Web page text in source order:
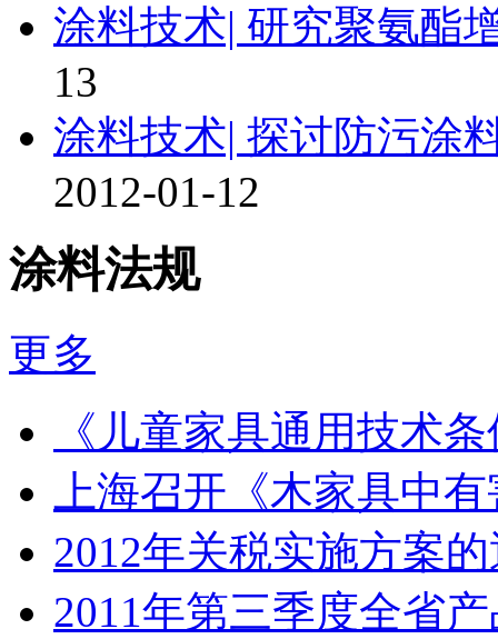
涂料技术| 研究聚氨酯
13
涂料技术| 探讨防污涂
2012-01-12
涂料法规
更多
《儿童家具通用技术
上海召开《木家具中
2012年关税实施方案
2011年第三季度全省